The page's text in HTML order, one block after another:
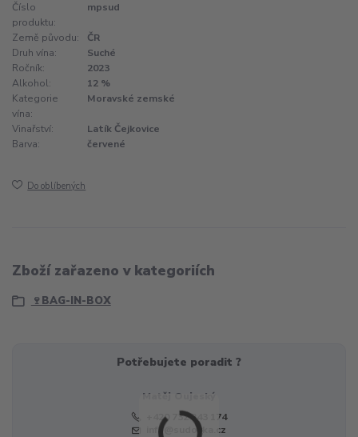
Číslo
produktu:
mpsud
Země původu:
ČR
Druh vína:
Suché
Ročník:
2023
Alkohol:
12 %
Kategorie
vína:
Moravské zemské
Vinařství:
Latík Čejkovice
Barva:
červené
Do oblíbených
Zboží zařazeno v kategoriích
🍷BAG-IN-BOX
Potřebujete poradit ?
Matěj Oujeský
+420 732 243 174
info@sudovka.cz